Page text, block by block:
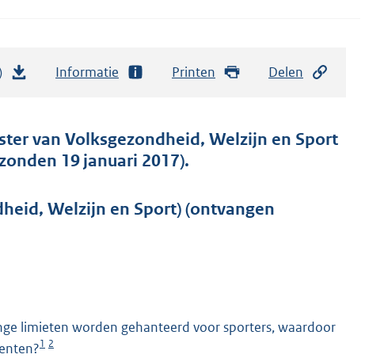
t
a
d
t
t
Informatie Printen Delen
van Volksgezondheid, Welzijn en Sport
19 januari 2017).
Welzijn en Sport) (ontvangen
limieten worden gehanteerd voor sporters, waardoor
1 2